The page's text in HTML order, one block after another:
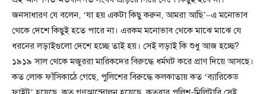
জনসাধারণ যে বলেন, ‘যা হয় একটা কিছু করুন, আমরা আছি’–এ মনোভাব
থেকে দেশে কিছুই হতে পারে না। এরকম মনোভাব থেকে মাঝে মাঝে যে
ধরনের লড়াইগুলো দেশে হচ্ছে তাই হয়। সেই লড়াই কি শুধু আজ হচ্ছে?
১৯১৯ সাল থেকে মজুররা মারিকদের বিরুদ্ধে ধর্মঘট করে প্রাণ দিয়ে আসছে।
কত লোক ফাঁসিকাঠে গেছে, পুলিশের বিরুদ্ধে কলকাতায় কত ‘ব্যারিকেড